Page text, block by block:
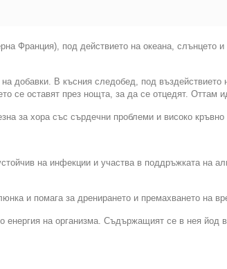
Франция), под действието на океана, слънцето
добавки. В късния следобед, под
се оставят през нощта, за да се отцедят. Оттам
за хора със сърдечни проблеми и високо кръвно
на инфекции и участва в поддръжката на
и помага за дренирането и премахването на
на организма. Съдържащият се в нея йод